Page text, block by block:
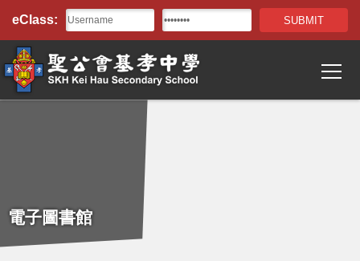
移至主內容
eClass:
電子圖書館